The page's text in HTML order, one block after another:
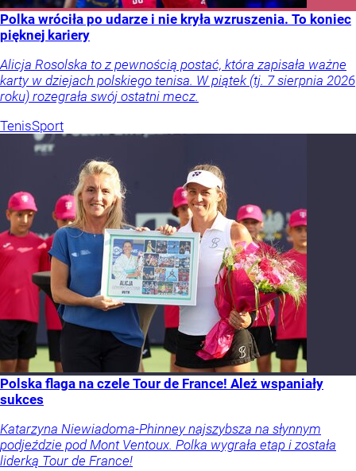
Polka wróciła po udarze i nie kryła wzruszenia. To koniec
pięknej kariery
Alicja Rosolska to z pewnością postać, która zapisała ważne
karty w dziejach polskiego tenisa. W piątek (tj. 7 sierpnia 2026
roku) rozegrała swój ostatni mecz.
TenisSport
Polska flaga na czele Tour de France! Ależ wspaniały
sukces
Katarzyna Niewiadoma-Phinney najszybsza na słynnym
podjeździe pod Mont Ventoux. Polka wygrała etap i została
liderką Tour de France!